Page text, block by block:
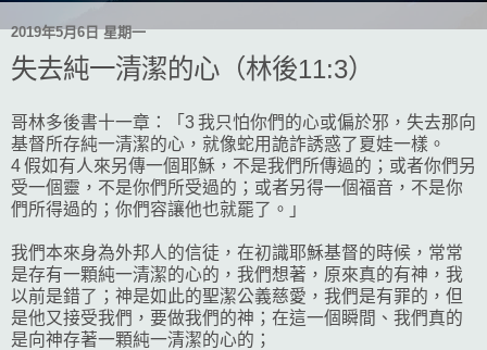
2019年5月6日 星期一
失去純一清潔的心（林後11:3）
哥林多後書十一章：「3 我只怕你們的心或偏於邪，失去那向
基督所存純一清潔的心，就像蛇用詭詐誘惑了夏娃一樣。
4 假如有人來另傳一個耶穌，不是我們所傳過的；或者你們另
受一個靈，不是你們所受過的；或者另得一個福音，不是你
們所得過的；你們容讓他也就罷了。」
我們本來身為外邦人的信徒，在初識耶穌基督的時候，常常
是存有一顆純一清潔的心的，我們想著，原來真的有神，我
以前是錯了；神是如此的聖潔公義慈愛，我們是有罪的，但
是他又接受我們，要做我們的神；在這一個瞬間、我們真的
是向神存著一顆純一清潔的心的；